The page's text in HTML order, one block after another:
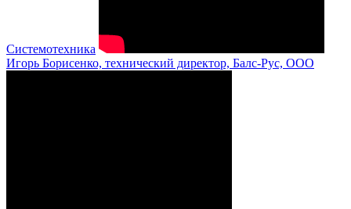
Системотехника
Игорь Борисенко, технический директор, Балс-Рус, ООО